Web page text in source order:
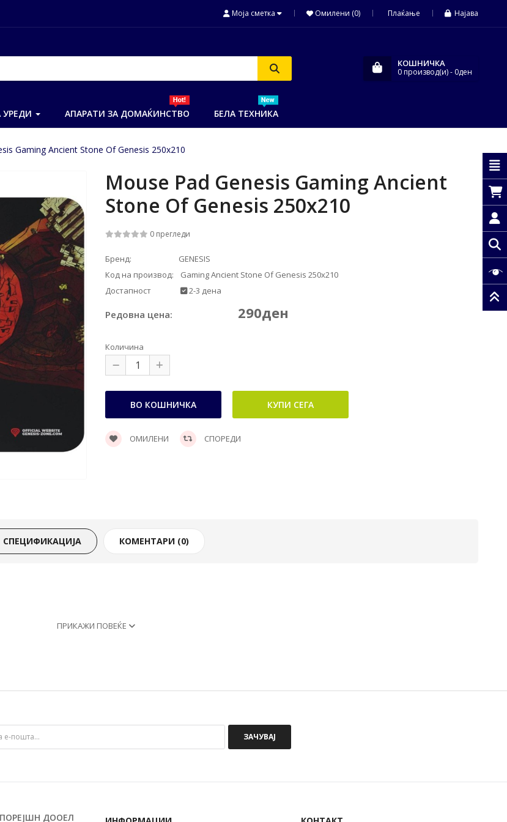
Моја сметка Омилени (0) Плаќање Најава
КОШНИЧКА
0производ(и)- 0ден
АПАРАТИ ЗА ДОМАЌИНСТВО БЕЛА ТЕХНИКА
Gaming Ancient Stone Of Genesis 250x210
Mouse Pad Genesis Gaming Ancient
Stone Of Genesis 250x210
0 прегледи
Бренд:
GENESIS
Код на производ:
Gaming Ancient Stone Of Genesis 250x210
Достапност
2-3 дена
Редовна цена: 290ден
Количина
ОМИЛЕНИ СПОРЕДИ
СПЕЦИФИКАЦИЈА КОМЕНТАРИ (0)
ПРИКАЖИ ПОВЕЌЕ
ЗАЧУВАЈ
ДООЕЛ